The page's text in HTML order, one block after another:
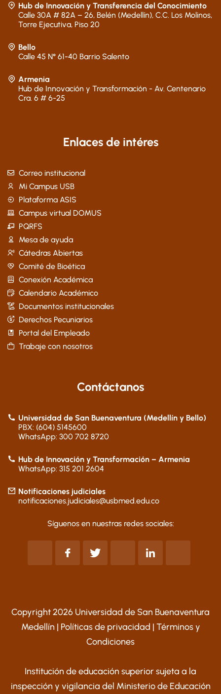
Hub de Innovación y Transferencia del Conocimiento
Calle 30A # 82A – 26, Belén (Medellín), C.C. Los Molinos,
Torre Ejecutiva, Piso 20
Bello
Calle 45 N° 61-40 Barrio Salento
Armenia
Hub de Innovación y Transformación - Av. Centenario
Cra. 6 # 6-25
Enlaces de intéres
Correo institucional
Mi Campus USB
Plataforma ASIS
Campus virtual DOMUS
PQRFS
Mesa de ayuda
Cátedras Abiertas
Comité de Bioética
Conexión Académica
Calendario Académico
Documentos institucionales
Derechos Pecuniarios
Portal del Empleado
Trabaje con nosotros
Contáctanos
Universidad de San Buenaventura (Medellín y Bello)
PBX: (604) 5145600
WhatsApp: 300 702 8720
Hub de Innovación y Transformación – Armenia
WhatsApp: 315 201 2604
Notificaciones judiciales
notificaciones.judiciales@usbmed.edu.co
Síguenos en nuestras redes sociales:
Copyright 2026 Universidad de San Buenaventura
Medellín | Políticas de privacidad | Términos y
Condiciones
Institución de educación superior sujeta a la
inspección y vigilancia del Ministerio de Educación